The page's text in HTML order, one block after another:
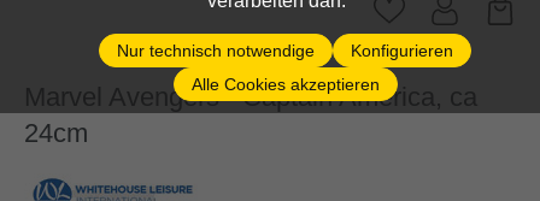
Marvel Avengers - Captain America, ca
24cm
Nur technisch notwendige
Konfigurieren
Alle Cookies akzeptieren